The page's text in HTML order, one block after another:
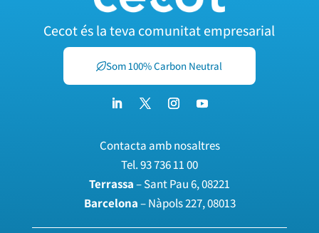
Cecot és la teva comunitat empresarial
Som 100% Carbon Neutral
Contacta amb nosaltres
Tel.93 736 11 00
Terrassa– Sant Pau 6, 08221
Barcelona– Nàpols 227, 08013